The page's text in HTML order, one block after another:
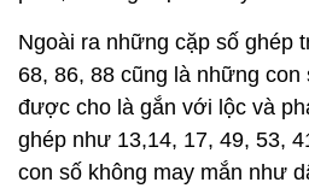
Ngoài ra những cặp số ghép
68, 86, 88 cũng là những
được cho là gắn với lộc và
ghép như 13,14, 17, 49, 53,
con số không may mắn như